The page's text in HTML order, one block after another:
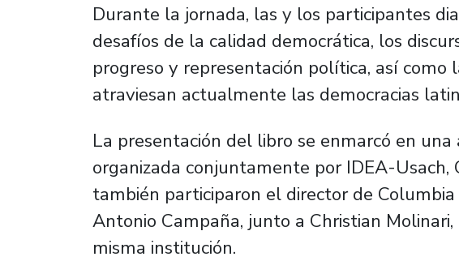
Durante la jornada, las y los participantes
desafíos de la calidad democrática, los
progreso y representación política, así como
atraviesan actualmente las democracias
La presentación del libro se enmarcó en una
organizada conjuntamente por IDEA-Usach,
también participaron el director de
Antonio Campaña, junto a Christian
misma institución.